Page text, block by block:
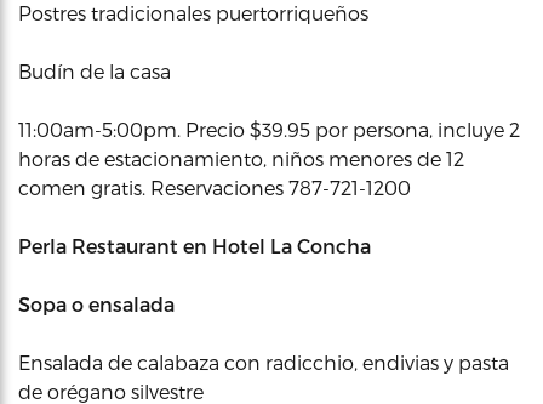
Postres tradicionales puertorriqueños
Budín de la casa
11:00am-5:00pm. Precio $39.95 por persona, incluye 2
horas de estacionamiento, niños menores de 12
comen gratis. Reservaciones 787-721-1200
Perla Restaurant en Hotel La Concha
Sopa o ensalada
Ensalada de calabaza con radicchio, endivias y pasta
de orégano silvestre